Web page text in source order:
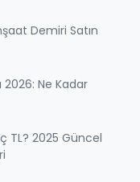
Demiri Satın
2026: Ne Kadar
TL? 2025 Güncel